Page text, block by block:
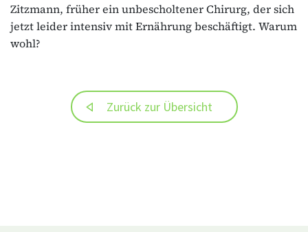
Zitzmann, früher ein unbescholtener Chirurg, der sich
jetzt leider intensiv mit Ernährung beschäftigt. Warum
wohl?
Zurück zur Übersicht